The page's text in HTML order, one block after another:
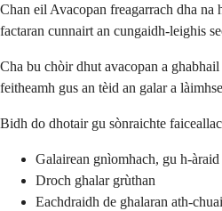
Chan eil Avacopan freagarrach dha na
factaran cunnairt an cungaidh-leighis
Cha bu chòir dhut avacopan a
feitheamh gus an tèid an galar a
Bidh do dhotair gu sònraichte
Galairean gnìomhach, gu h-
Droch ghalar grùthan
Eachdraidh de ghalaran ath-